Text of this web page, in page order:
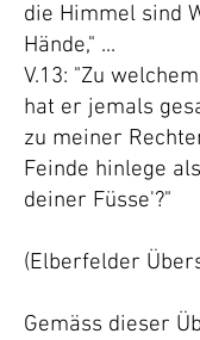
die Himmel sind
Hände," ...
V.13: "Zu
hat er jemals
zu meiner
Feinde hinlege
deiner Füsse'?"
(Elberfelder
Gemäss dieser